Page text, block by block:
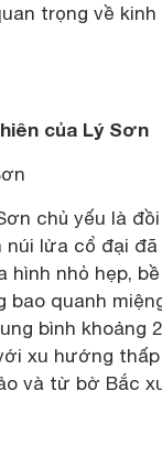
trọng về
của Lý Sơn
chủ yếu là
núi lửa cổ đại
hình nhỏ hẹp,
bao quanh
bình khoảng
xu hướng
và từ bờ Bắc